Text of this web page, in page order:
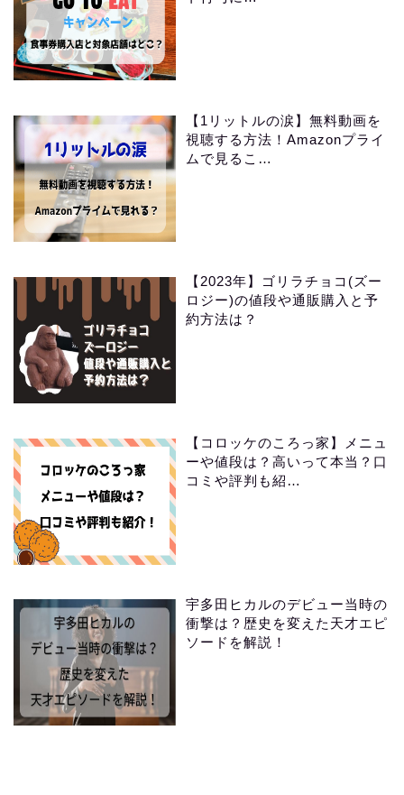
【1リットルの涙】無料動画を
視聴する方法！Amazonプライ
ムで見るこ…
【2023年】ゴリラチョコ(ズー
ロジー)の値段や通販購入と予
約方法は？
【コロッケのころっ家】メニュ
ーや値段は？高いって本当？口
コミや評判も紹…
宇多田ヒカルのデビュー当時の
衝撃は？歴史を変えた天才エピ
ソードを解説！